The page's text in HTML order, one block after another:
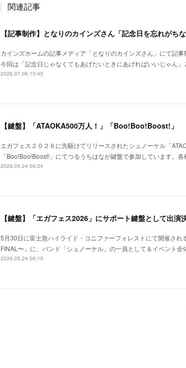
関連記事
カインズホームの記事メディア「となりのカインズさん」にて記
今回は「記念日じゃなくてもあげたいときにあげればいいじゃん」
2026.07.06 10:45
【鍵盤】「ATAOKA500万人！」「Boo!Boo!Boost!」
エガフェス２０２６に先駆けてリリースされたシュノーケル「
「Boo!Boo!Boost!」にてつるうちはなが鍵盤で参加しています。各
2026.05.24 06:24
【鍵盤】「エガフェス2026」にサポート鍵盤として出演
5月30日に富士急ハイライド・コニファーフォレストにて開催さ
FINAL〜」に、バンド「シュノーケル」の一員として＆イベント
2026.05.24 06:19